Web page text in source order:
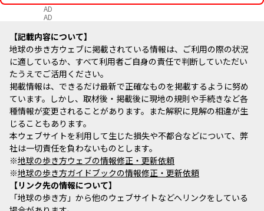
AD
AD
記載内容について
地球の歩き方ウェブに掲載されている情報は、ご利用の際の状況
に適しているか、すべて利用者ご自身の責任で判断していただい
たうえでご活用ください。
掲載情報は、できるだけ最新で正確なものを掲載するように努め
ています。しかし、取材後・掲載後に現地の規則や手続きなど各
種情報が変更されることがあります。また解釈に見解の相違が生
じることもあります。
本ウェブサイトを利用して生じた損失や不都合などについて、弊
社は一切責任を負わないものとします。
※地球の歩き方ウェブの情報修正・更新依頼
※地球の歩き方ガイドブックの情報修正・更新依頼
リンク先の情報について
「地球の歩き方」から他のウェブサイトなどへリンクをしている